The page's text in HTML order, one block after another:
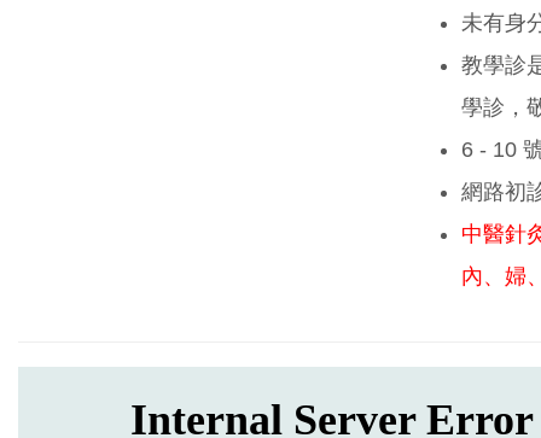
未有身
教學診
學診，
6 - 10
網路初
中醫針
內、婦